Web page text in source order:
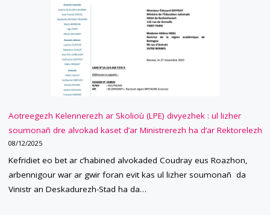
Aotreegezh Kelennerezh ar Skolioù (LPE) divyezhek : ul lizher
soumonañ dre alvokad kaset d’ar Ministrerezh ha d’ar Rektorelezh
08/12/2025
Kefridiet eo bet ar c’habined alvokaded Coudray eus Roazhon,
arbennigour war ar gwir foran evit kas ul lizher soumonañ da
Vinistr an Deskadurezh-Stad ha da…